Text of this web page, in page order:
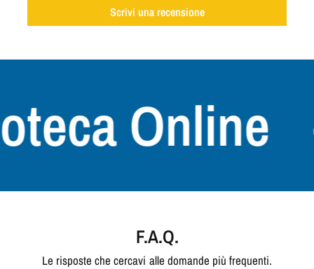
Scrivi una recensione
Online
F.A.Q.
Le risposte che cercavi alle domande più frequenti.